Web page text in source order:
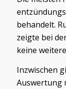
behandelt.
zeigte bei
keine
Inzwischen
Auswertung